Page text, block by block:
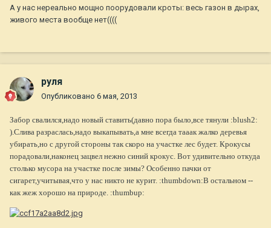
А у нас нереально мощно поорудовали кроты: весь газон в дырах,
живого места вообще нет((((
руля
Опубликовано 6 мая, 2013
Забор свалился,надо новый ставить(давно пора было,все тянули :blush2:
).Слива разраслась,надо выкапывать,а мне всегда тааак жалко деревья
убирать,но с другой стороны так скоро на участке лес будет. Крокусы
порадовали,наконец зацвел нежно синий крокус. Вот удивительно откуда
столько мусора на участке после зимы? Особенно пачки от
сигарет,учитывая,что у нас никто не курит. :thumbdown:В остальном --
как жеж хорошо на природе. :thumbup: